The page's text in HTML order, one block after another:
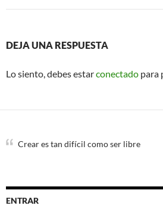
DEJA UNA RESPUESTA
Lo siento, debes estarconectado para
Crear es tan difícil como ser libre
ENTRAR